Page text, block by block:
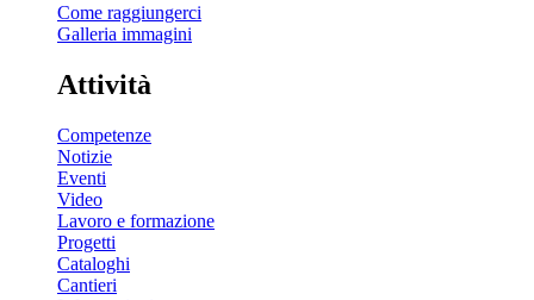
Come raggiungerci
Galleria immagini
Attività
Competenze
Notizie
Eventi
Video
Lavoro e formazione
Progetti
Cataloghi
Cantieri